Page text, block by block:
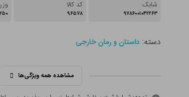
شابک
۹۷۸۶۰۰۱۰۴۲۲۶۳
کد کالا
۹۶۵۷۸ ۲۵۰
دسته: داستان و رمان خارجی
مشاهده همه ویژگی‌ها